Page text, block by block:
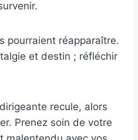
pourraient réapparaître.
et destin ; réfléchir
recule, alors
Prenez soin de votre